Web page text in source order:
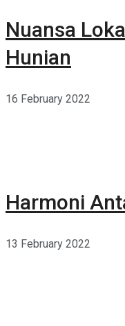
Nuansa
Hunian
16 February 2022
Harmoni
13 February 2022